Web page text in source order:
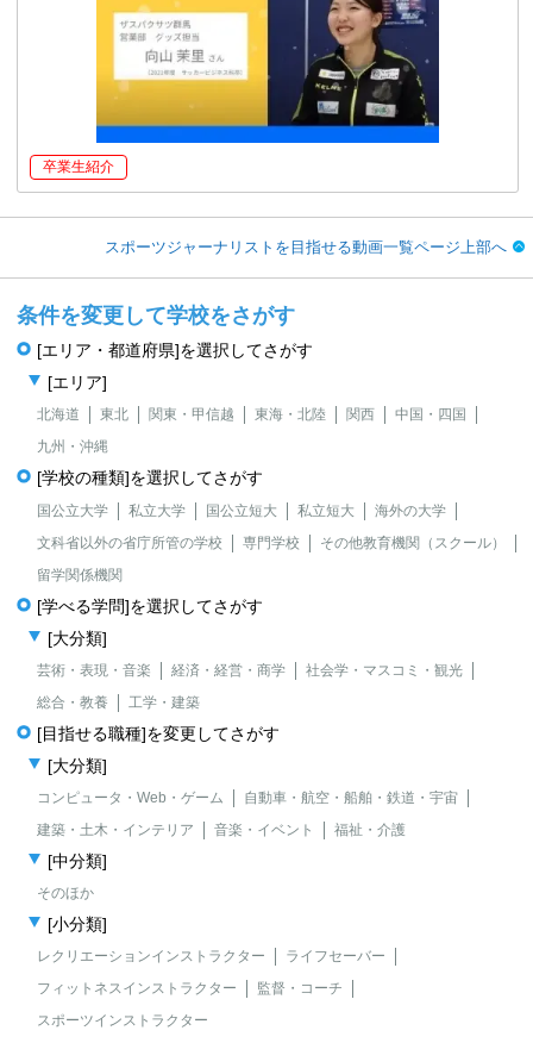
卒業生紹介
スポーツジャーナリストを目指せる動画一覧ページ上部へ
条件を変更して学校をさがす
[エリア・都道府県]を選択してさがす
[エリア]
北海道 東北 関東・甲信越 東海・北陸 関西
中国・四国
九州・沖縄
[学校の種類]を選択してさがす
国公立大学 私立大学 国公立短大 私立短大
海外の大学
文科省以外の省庁所管の学校
専門学校
その他教育機関（スクール）
留学関係機関
[学べる学問]を選択してさがす
[大分類]
芸術・表現・音楽 経済・経営・商学
社会学・マスコミ・観光
総合・教養
工学・建築
[目指せる職種]を変更してさがす
[大分類]
コンピュータ・Web・ゲーム
自動車・航空・船舶・鉄道・宇宙
建築・土木・インテリア
音楽・イベント 福祉・介護
[中分類]
そのほか
[小分類]
レクリエーションインストラクター
ライフセーバー
フィットネスインストラクター
監督・コーチ
スポーツインストラクター